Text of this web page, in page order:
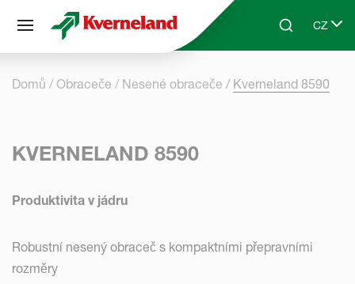
Skip to main contentSearchCZ
Select
Domů Obraceče Nesené obraceče Kverneland 8590
KVERNELAND 8590
Produktivita v jádru
Robustní nesený obraceč s kompaktními přepravními
rozměry
Panel pro správu cookies